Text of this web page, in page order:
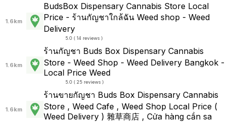
1.6km
BudsBox Dispensary Cannabis Store Local
Price - ร้านกัญชาใกล้ฉัน Weed shop - Weed
Delivery
5.0 ( 14 reviews )
1.6km
ร้านกัญชา Buds Box Dispensary Cannabis
Store - Weed Shop - Weed Delivery Bangkok -
Local Price Weed
5.0 ( 25 reviews )
1.6km
ร้านขายกัญชา Buds Box Dispensary Cannabis
Store , Weed Cafe , Weed Shop Local Price (
Weed Delivery ) 雜草商店 , Cửa hàng cần sa